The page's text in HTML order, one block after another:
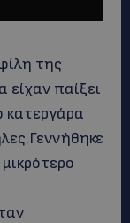
της
είχαν παίξει
κατεργάρα